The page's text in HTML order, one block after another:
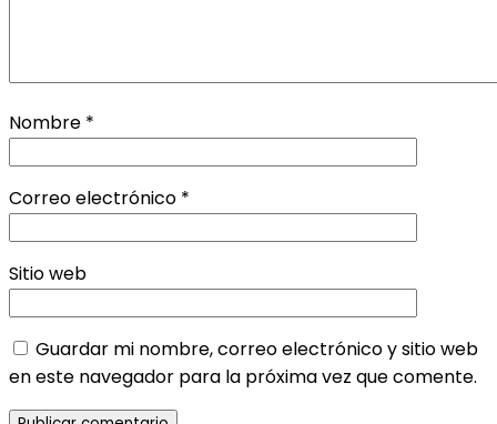
Nombre *
Correo electrónico *
Sitio web
Guardar mi nombre, correo electrónico y sitio web
en este navegador para la próxima vez que comente.